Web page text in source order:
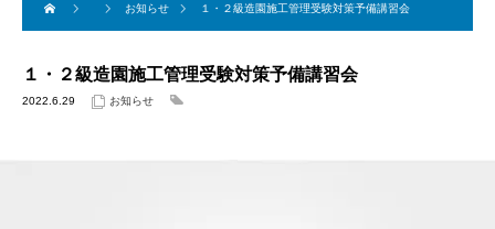
お知らせ １・２級造園施工管理受験対策予備講習会
１・２級造園施工管理受験対策予備講習会
2022.6.29 お知らせ